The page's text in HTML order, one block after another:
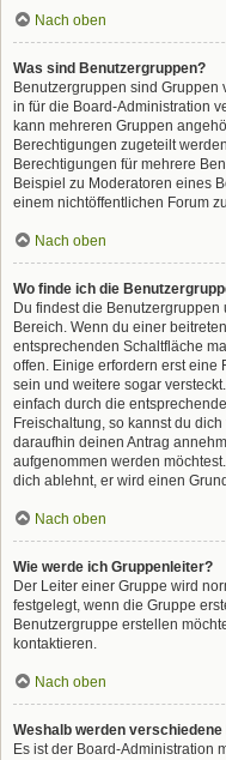
Nach oben
Was sind Benutzergruppen?
Benutzergruppen sind
in für die Board-Administration
kann mehreren Gruppen
Berechtigungen zugeteilt
Berechtigungen für mehrere
Beispiel zu Moderatoren eines
einem nichtöffentlichen Forum
Nach oben
Wo finde ich die
Du findest die Benutzergruppen
Bereich. Wenn du einer
entsprechenden Schaltfläche
offen. Einige erfordern erst eine
sein und weitere sogar
einfach durch die
Freischaltung, so kannst du
daraufhin deinen Antrag
aufgenommen werden
dich ablehnt, er wird einen
Nach oben
Wie werde ich Gruppenleiter?
Der Leiter einer Gruppe wird
festgelegt, wenn die Gruppe
Benutzergruppe erstellen
kontaktieren.
Nach oben
Weshalb werden
Es ist der Board-Administration